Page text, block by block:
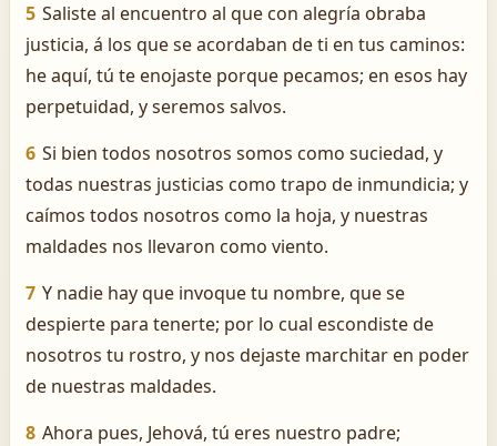
5 Saliste al encuentro al que con alegría obraba
justicia, á los que se acordaban de ti en tus caminos:
he aquí, tú te enojaste porque pecamos; en esos hay
perpetuidad, y seremos salvos.
6 Si bien todos nosotros somos como suciedad, y
todas nuestras justicias como trapo de inmundicia; y
caímos todos nosotros como la hoja, y nuestras
maldades nos llevaron como viento.
7 Y nadie hay que invoque tu nombre, que se
despierte para tenerte; por lo cual escondiste de
nosotros tu rostro, y nos dejaste marchitar en poder
de nuestras maldades.
8 Ahora pues, Jehová, tú eres nuestro padre;